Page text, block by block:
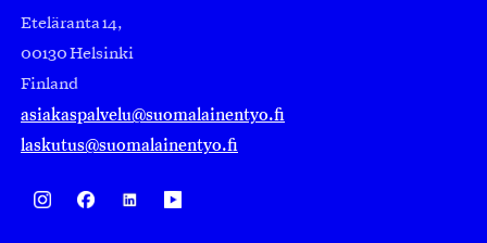
Eteläranta 14,
00130 Helsinki
Finland
asiakaspalvelu@suomalainentyo.fi
laskutus@suomalainentyo.fi